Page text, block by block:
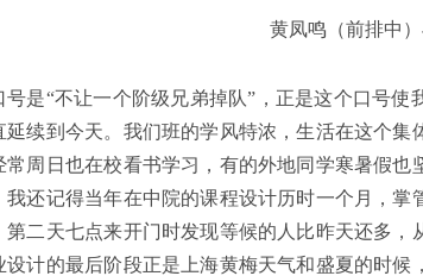
黄凤鸣（前排中
号是“不让一个阶级兄弟掉队”，正是这个口号
延续到今天。我们班的学风特浓，生活在这个
常周日也在校看书学习，有的外地同学寒暑假
我还记得当年在中院的课程设计历时一个月，
第二天七点来开门时发现等候的人比昨天还多
设计的最后阶段正是上海黄梅天气和盛夏的时